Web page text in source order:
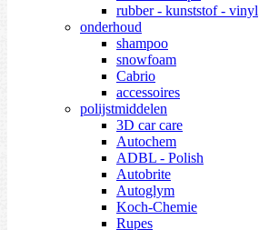
rubber - kunststof - vinyl
onderhoud
shampoo
snowfoam
Cabrio
accessoires
polijstmiddelen
3D car care
Autochem
ADBL - Polish
Autobrite
Autoglym
Koch-Chemie
Rupes